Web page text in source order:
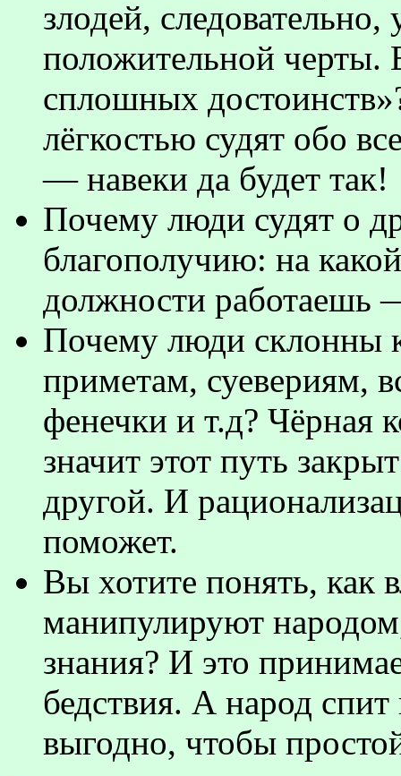
злодей,
положительной черты.
сплошных
лёгкостью судят обо
— навеки да будет так!
Почему люди судят о
благополучию: на
должности работаешь
Почему люди склонны
приметам, суевериям,
фенечки и т.д? Чёрная
значит этот путь
другой. И
поможет.
Вы хотите понять, как
манипулируют
знания? И это
бедствия. А народ
выгодно, чтобы